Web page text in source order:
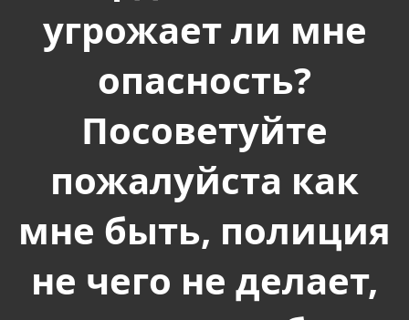
угрожает ли мне
опасность?
Посоветуйте
пожалуйста как
мне быть, полиция
не чего не делает,